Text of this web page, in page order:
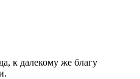
к далекому же благу